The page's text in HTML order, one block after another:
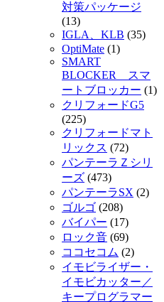
対策パッケージ
(13)
IGLA、KLB (35)
OptiMate (1)
SMART
BLOCKER スマ
ートブロッカー (1)
クリフォードG5
(225)
クリフォードマト
リックス (72)
パンテーラＺシリ
ーズ (473)
パンテーラSX (2)
ゴルゴ (208)
バイパー (17)
ロック音 (69)
ココセコム (2)
イモビライザー・
イモビカッター／
キープログラマー